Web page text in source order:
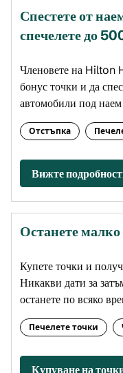
Спестете от
спечелете до 5
Членовете на Hilton
бонус точки и да
автомобили под
Отстъпка
Вижте
Останете
Купете точки и
Никакви дати за
останете по всяко
Печелете точки
Купуване на